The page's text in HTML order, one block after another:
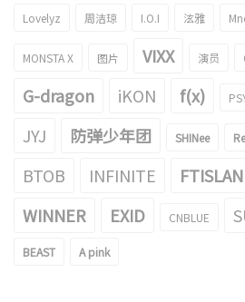
Lovelyz 周洁琼 I.O.I 泫雅
MONSTA X 图片 VIXX 演员
G-dragon iKON f(x)
JYJ 防弹少年团 SHINee
BTOB INFINITE
WINNER
EXID CNBLUE
BEAST A pink